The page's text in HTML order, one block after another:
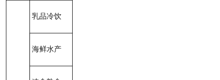
乳品冷饮
海鲜水产